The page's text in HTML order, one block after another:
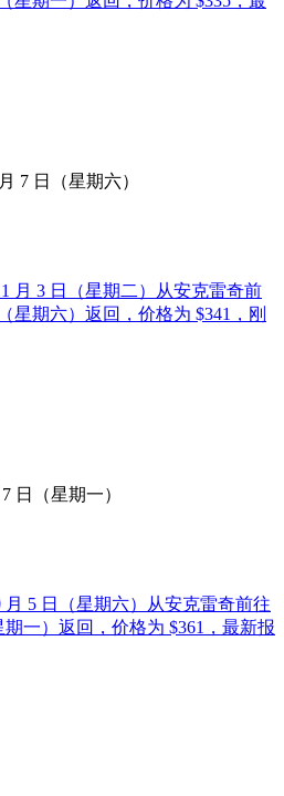
7 日（星期六）
月 3 日（星期二）从安克雷奇前
星期六）返回，价格为 $341，刚
日（星期一）
5 日（星期六）从安克雷奇前往
一）返回，价格为 $361，最新报